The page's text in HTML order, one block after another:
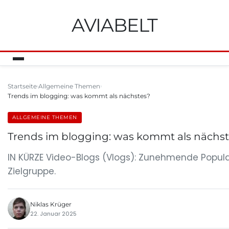
AVIABELT
Startseite Allgemeine Themen
Trends im blogging: was kommt als nächstes?
ALLGEMEINE THEMEN
Trends im blogging: was kommt als
IN KÜRZE Video-Blogs (Vlogs): Zunehmende
Zielgruppe.
Niklas Krüger
22. Januar 2025